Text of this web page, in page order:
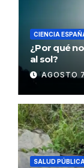
CIENCIA
¿Por qué
al sol?
AGOSTO
SALUD PÚBLICA